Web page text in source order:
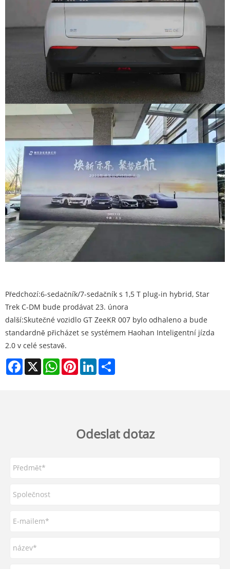
Předchozí:6-sedačník/7-sedačník s 1,5 T plug-in hybrid, Star
Trek C-DM bude prodávat 23. února
další:Skutečné vozidlo GT ZeeKR 007 bylo odhaleno a bude
standardně přicházet se systémem Haohan Inteligentní jízda
2.0 v celé sestavě.
Facebook
X WhatsAppPinterestLinkedIn
Odeslat dotaz